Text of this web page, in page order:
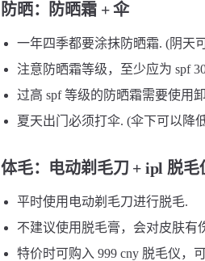
防晒：防晒霜 + 伞
一年四季都要涂抹防晒霜. (阴天
注意防晒霜等级，至少应为 spf
过高 spf 等级的防晒霜需要使用
夏天出门必须打伞. (伞下可以降
体毛：电动剃毛刀 + ipl 脱毛
平时使用电动剃毛刀进行脱毛.
不建议使用脱毛膏，会对皮肤有
特价时可购入 999 cny 脱毛仪，